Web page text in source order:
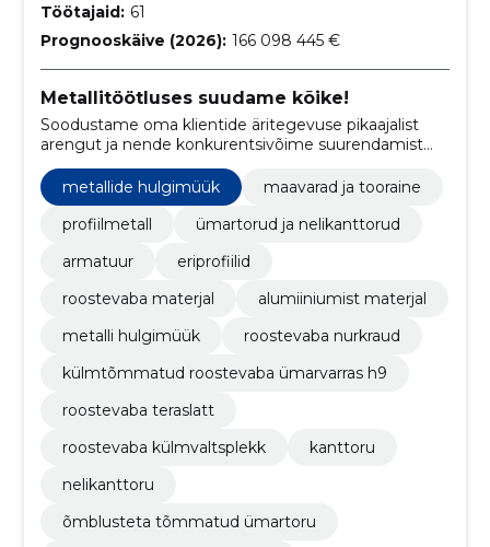
Töötajaid: 61
Prognooskäive (2026): 166 098 445 €
Metallitöötluses suudame kõike!
Soodustame oma klientide äritegevuse pikaajalist
arengut ja nende konkurentsivõime suurendamist
ettevalmistamise ja edasise töötlemise teenuseid
vastavalt nende soovile
metallide hulgimüük
maavarad ja tooraine
profiilmetall
ümartorud ja nelikanttorud
armatuur
eriprofiilid
roostevaba materjal
alumiiniumist materjal
metalli hulgimüük
roostevaba nurkraud
külmtõmmatud roostevaba ümarvarras h9
roostevaba teraslatt
roostevaba külmvaltsplekk
kanttoru
nelikanttoru
õmblusteta tõmmatud ümartoru